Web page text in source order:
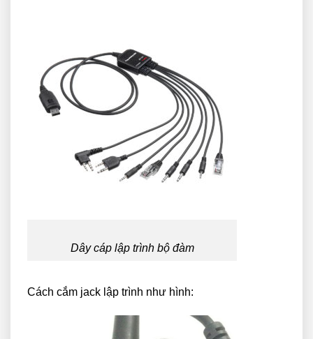
Dây cáp lập trình bộ đàm
Cách cắm jack lập trình như hình: